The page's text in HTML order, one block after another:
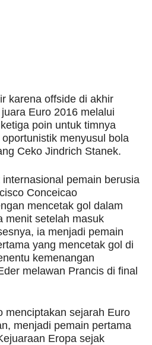
karena offside di akhir
Euro 2016 melalui
poin untuk timnya
menyusul bola
Ceko Jindrich Stanek.
pemain berusia
Conceicao
mencetak gol dalam
menit setelah masuk
ia menjadi pemain
yang mencetak gol di
kemenangan
melawan Prancis di final
menciptakan sejarah Euro
menjadi pemain pertama
Eropa sejak